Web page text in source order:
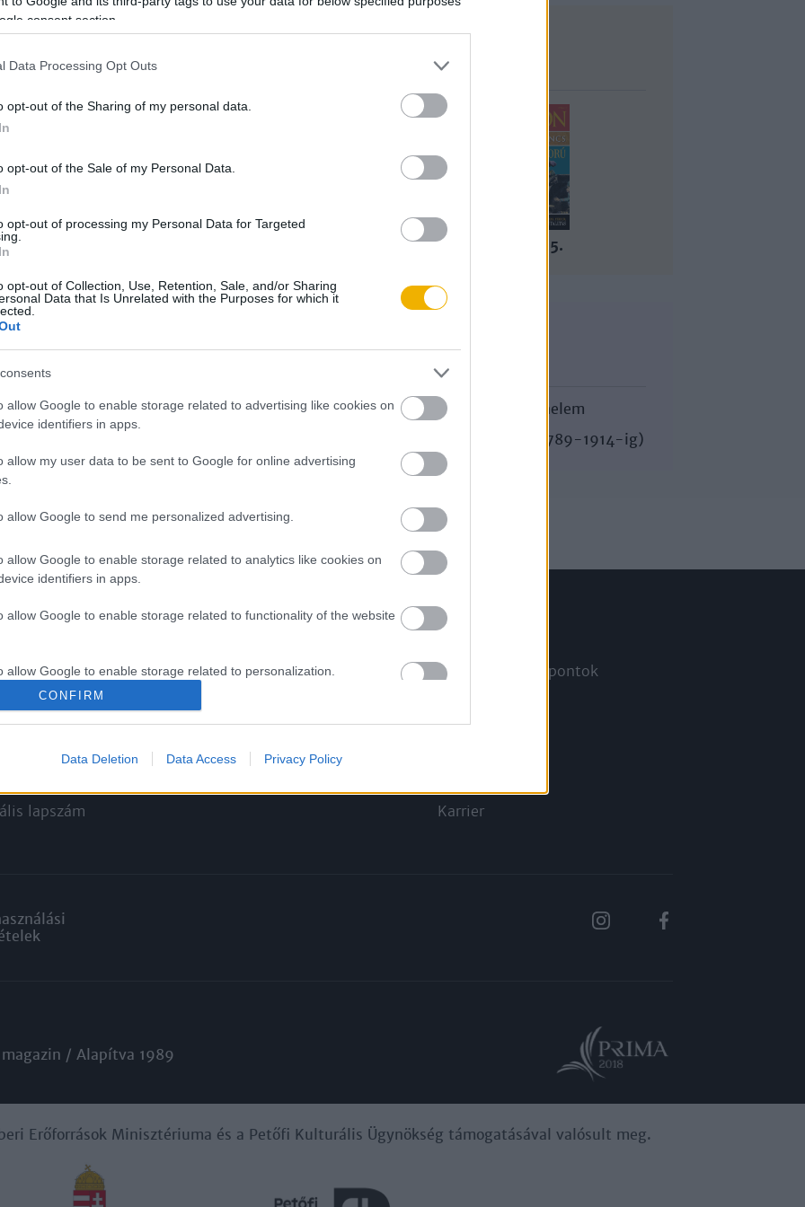
consent section.
Data Processing Opt Outs
opt-out of the Sharing of my personal data.
opt-out of the Sale of my Personal Data.
opt-out of processing my Personal Data for Targeted
opt-out of Collection, Use, Retention, Sale, and/or Sharing
Data that Is Unrelated with the Purposes for which it
allow Google to enable storage related to advertising like cookies on
identifiers in apps.
allow my user data to be sent to Google for online advertising
allow Google to send me personalized advertising.
allow Google to enable storage related to analytics like cookies on
identifiers in apps.
allow Google to enable storage related to functionality of the website
allow Google to enable storage related to personalization.
allow Google to enable storage related to security, including
CONFIRM
Data Deletion Data Access Privacy Policy
200 Ft-ért, és olvassa a teljes
kap minden történelmi tartalmunkhoz:
tartalma
Próbálja ki!
200 FT-ÉRT
fiókkal, kattintson ide:
REGISZTRÁCIÓ.
Lapszám
2014/4-5.
Korszak
Egyetemes történelem
A késő újkor (1789-1914-ig)
lapszám
Aktuális promóciók
Ajándékkártya készítő
Információ
Megjelenési időpontok
Karrier
/ Alapítva 1989
Erőforrások Minisztériuma és a Petőfi Kulturális Ügynökség támogatásával valósult meg.